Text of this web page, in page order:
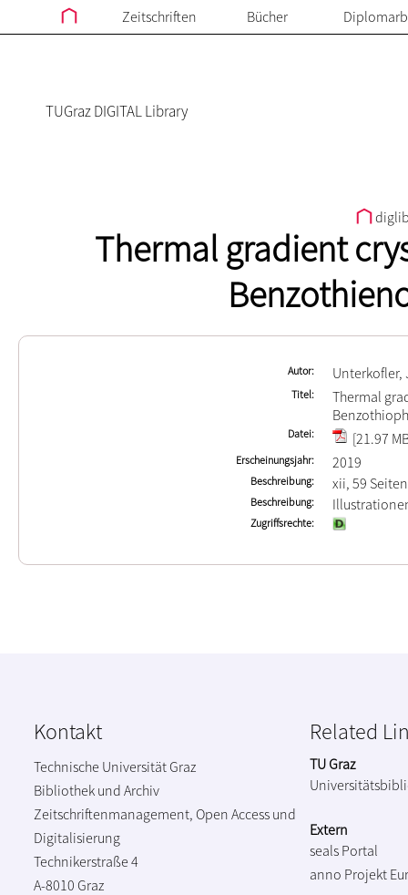
Zeitschriften Bücher
TUGraz DIGITAL Library
Thermal gradient
Autor Unterkofler,
Titel
Thermal
Datei [21.97
Erscheinungsjahr 2019
Beschreibung xii, 59 Seiten
Beschreibung
Zugriffsrechte
Kontakt
Technische Universität Graz
Bibliothek und Archiv
Zeitschriftenmanagement, Open Access und
Digitalisierung
Technikerstraße 4
A-8010 Graz
Related
TU Graz
Extern
seals Portal
anno Projekt